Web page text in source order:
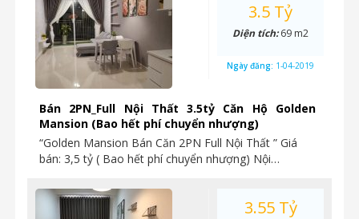
Bán 2PN_Full Nội Thất 3.5tỷ Căn Hộ Golden
Mansion (Bao hết phí chuyển nhượng)
“Golden Mansion Bán Căn 2PN Full Nội Thất ” Giá
bán: 3,5 tỷ ( Bao hết phí chuyển nhượng) Nội…
3.5 Tỷ
Diện tích:69 m2
Ngày đăng: 1-04-2019
3.55 Tỷ